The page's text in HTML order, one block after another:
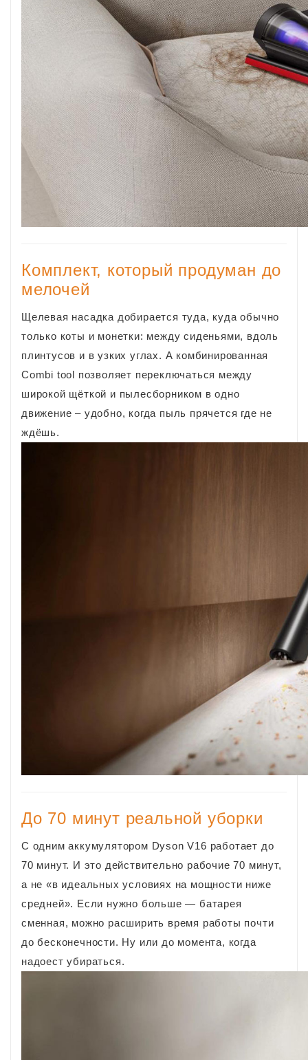
Комплект, который продуман до
мелочей
Щелевая насадка добирается туда, куда обычно
только коты и монетки: между сиденьями, вдоль
плинтусов и в узких углах. А комбинированная
Combi tool позволяет переключаться между
широкой щёткой и пылесборником в одно
движение – удобно, когда пыль прячется где не
ждёшь.
До 70 минут реальной уборки
С одним аккумулятором Dyson V16 работает до
70 минут. И это действительно рабочие 70 минут,
а не «в идеальных условиях на мощности ниже
средней». Если нужно больше — батарея
сменная, можно расширить время работы почти
до бесконечности. Ну или до момента, когда
надоест убираться.